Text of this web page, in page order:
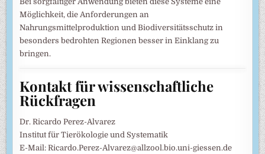
Möglichkeit, die Anforderungen an
Nahrungsmittelproduktion und Biodiversitätsschutz in
besonders bedrohten Regionen besser in Einklang zu
bringen.
Kontakt für wissenschaftliche
Rückfragen
Dr. Ricardo Perez-Alvarez
Institut für Tierökologie und Systematik
E-Mail: Ricardo.Perez-Alvarez@allzool.bio.uni-giessen.de